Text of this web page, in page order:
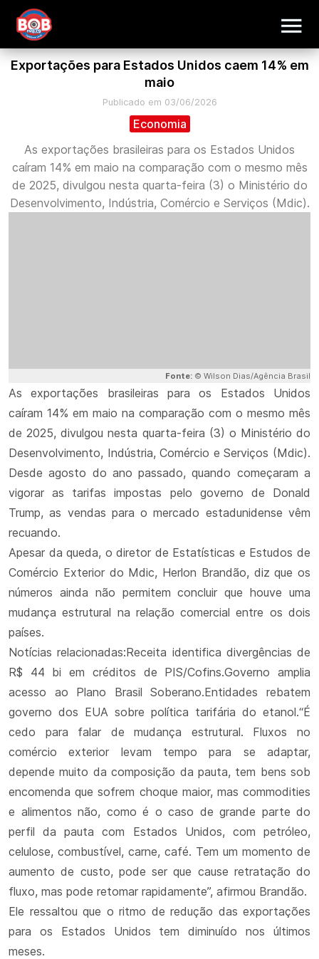
Exportações para Estados Unidos caem 14% em
maio
Publicado em 03/06/2026
Economia
As exportações brasileiras para os Estados Unidos
caíram 14% em maio na comparação com o mesmo mês
de 2025, divulgou nesta quarta-feira (3) o Ministério do
Desenvolvimento, Indústria, Comércio e Serviços (Mdic).
Fonte: © Wilson Dias/Agência Brasil
As exportações brasileiras para os Estados Unidos
caíram 14% em maio na comparação com o mesmo mês
de 2025, divulgou nesta quarta-feira (3) o Ministério do
Desenvolvimento, Indústria, Comércio e Serviços (Mdic).
Desde agosto do ano passado, quando começaram a
vigorar as tarifas impostas pelo governo de Donald
Trump, as vendas para o mercado estadunidense vêm
recuando.
Apesar da queda, o diretor de Estatísticas e Estudos de
Comércio Exterior do Mdic, Herlon Brandão, diz que os
números ainda não permitem concluir que houve uma
mudança estrutural na relação comercial entre os dois
países.
Notícias relacionadas:Receita identifica divergências de
R$ 44 bi em créditos de PIS/Cofins.Governo amplia
acesso ao Plano Brasil Soberano.Entidades rebatem
governo dos EUA sobre política tarifária do etanol.“É
cedo para falar de mudança estrutural. Fluxos no
comércio exterior levam tempo para se adaptar,
depende muito da composição da pauta, tem bens sob
encomenda que sofrem choque maior, mas commodities
e alimentos não, como é o caso de grande parte do
perfil da pauta com Estados Unidos, com petróleo,
celulose, combustível, carne, café. Tem um momento de
aumento de custo, pode ser que cause retratação do
fluxo, mas pode retomar rapidamente”, afirmou Brandão.
Ele ressaltou que o ritmo de redução das exportações
para os Estados Unidos tem diminuído nos últimos
meses.